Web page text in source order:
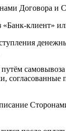
Договора и
«Банк-клиент»
согласованные